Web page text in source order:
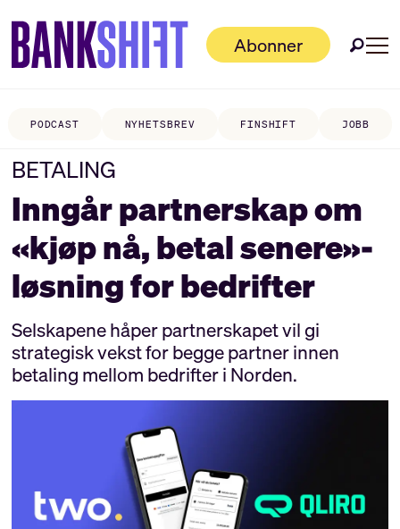
Abonner
PODCAST NYHETSBREV FINSHIFT JOBB
BETALING
Inngår partnerskap om
«kjøp nå, betal senere»-
løsning for bedrifter
Selskapene håper partnerskapet vil gi
strategisk vekst for begge partner innen
betaling mellom bedrifter i Norden.